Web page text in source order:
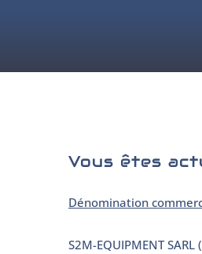
Vous êtes
Dénomination
S2M-EQUIPMENT